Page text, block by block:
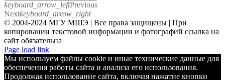
keyboard_arrow_leftPrevious
Nextkeyboard_arrow_right
© 2004-2024 МГУ МШЭ | Все права защищены | При
копировании текстовой информации и фотографий ссылка на
сайт обязательна
Telegram
Page load link
Мы используем файлы cookie и иные технические данные для
обеспечения работы сайта и анализа его использования.
Продолжая использование сайта, включая нажатие кнопки